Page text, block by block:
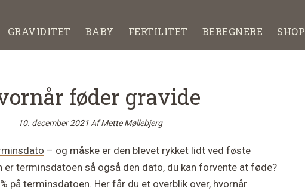
GRAVIDITET BABY FERTILITET BEREGNERE SHOP
føder gravide
10. december 2021 AfMette Møllebjerg
– og måske er den blevet rykket lidt ved føste
er terminsdatoen så også den dato, du kan forvente at føde?
på terminsdatoen. Her får du et overblik over, hvornår